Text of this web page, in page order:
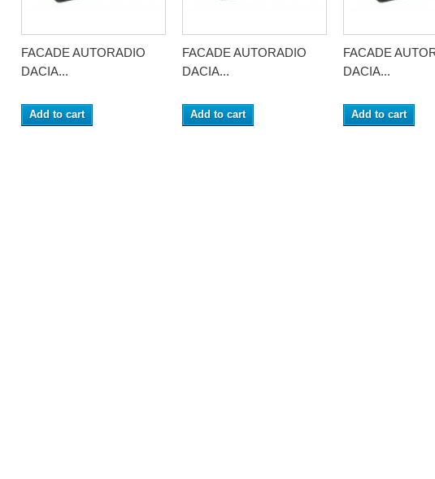
FACADE AUTORADIO
DACIA...
Add to cart
FACADE AUTORADIO
DACIA...
Add to cart
FACADE
DACIA...
Add to cart